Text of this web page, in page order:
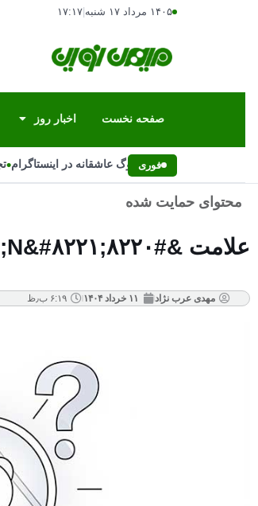
۱۴۰۵ مرداد ۱۷ شنبه ۱۷:۱۷
صفحه نخست اخبار روز
فوری
تجارت سوگ عاشقانه در اینستاگرام•
محتوای حمایت شده
علامت &#۸۲۲۰;N&#۸۲۲۱; بالای گوشی چیست؟ رمزگشایی فناوری نهفته در دل موبایل شما
مهدی عرب نژاد ۱۱ خرداد ۱۴۰۴ ۶:۱۹ ب٫ظ